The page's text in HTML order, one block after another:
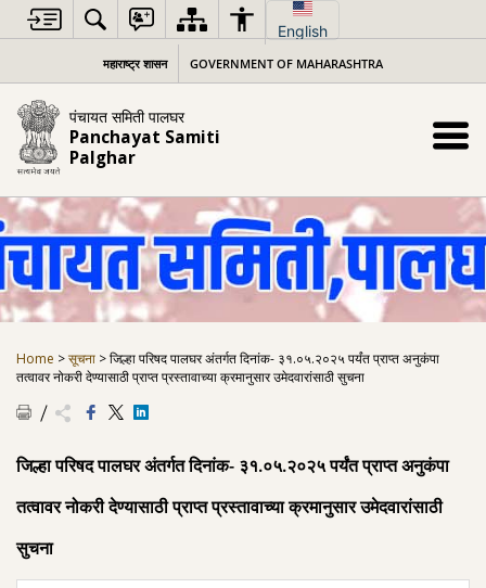
content
English
महाराष्ट्र शासन GOVERNMENT OF MAHARASHTRA
पंचायत समिती पालघर
Panchayat Samiti
Palghar
Home >सूचना >जिल्हा पर‍िषद पालघर अंतर्गत दिनांक- ३१.०५.२०२५ पर्यंत प्राप्त अनुकंपा
तत्वावर नोकरी देण्यासाठी प्राप्त प्रस्तावाच्या क्रमानुसार उमेदवारांसाठी सुचना
जिल्हा पर‍िषद पालघर अंतर्गत दिनांक- ३१.०५.२०२५ पर्यंत प्राप्त अनुकंपा
तत्वावर नोकरी देण्यासाठी प्राप्त प्रस्तावाच्या क्रमानुसार उमेदवारांसाठी
सुचना